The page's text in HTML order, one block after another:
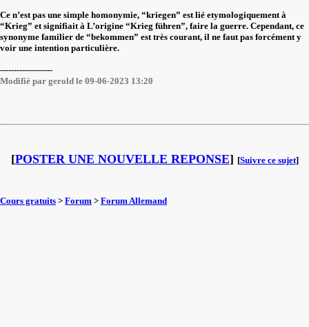
Ce n’est pas une simple homonymie, “kriegen” est lié etymologiquement à
“Krieg” et signifiait à L’origine “Krieg führen”, faire la guerre. Cependant, ce
synonyme familier de “bekommen” est très courant, il ne faut pas forcément y
voir une intention particulière.
-------------------
Modifié par gerold le 09-06-2023 13:20
[POSTER UNE NOUVELLE REPONSE] [Suivre ce sujet]
Cours gratuits > Forum > Forum Allemand